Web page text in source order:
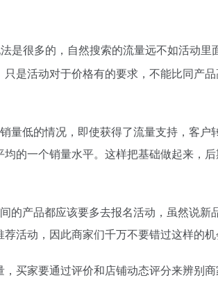
是很多的，自然搜索的流量远不如活动里
是活动对于价格有的要求，不能比同产
量低的情况，即使获得了流量支持，客户
的一个销量水平。这样把基础做起来，
的产品都应该要多去报名活动，虽然说新
活动，因此商家们千万不要错过这样的机
买家要通过评价和店铺动态评分来辨别